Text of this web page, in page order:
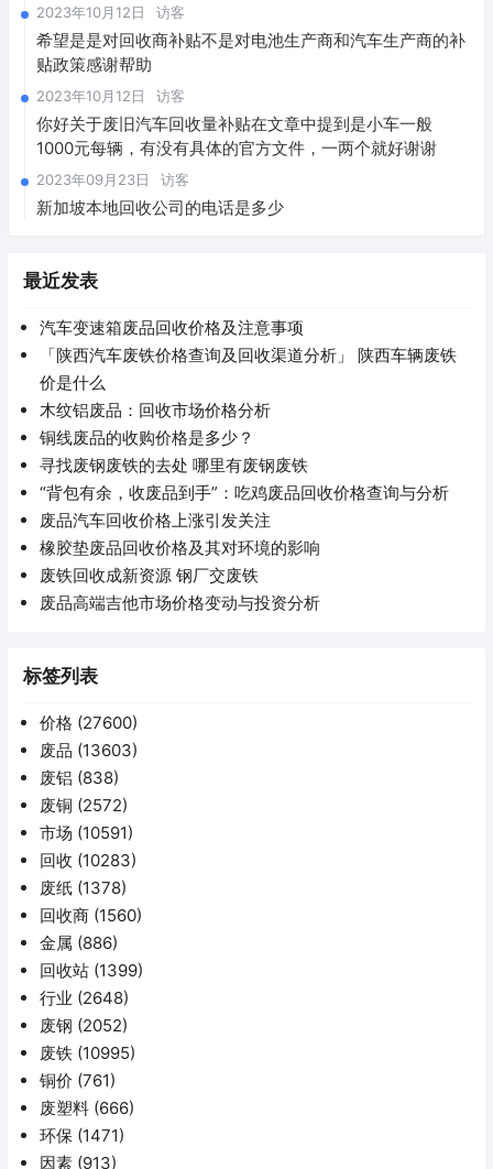
2023年10月12日 访客
希望是是对回收商补贴不是对电池生产商和汽车生产商的补
贴政策感谢帮助
2023年10月12日 访客
你好关于废旧汽车回收量补贴在文章中提到是小车一般
1000元每辆，有没有具体的官方文件，一两个就好谢谢
2023年09月23日 访客
新加坡本地回收公司的电话是多少
最近发表
汽车变速箱废品回收价格及注意事项
「陕西汽车废铁价格查询及回收渠道分析」 陕西车辆废铁
价是什么
木纹铝废品：回收市场价格分析
铜线废品的收购价格是多少？
寻找废钢废铁的去处 哪里有废钢废铁
“背包有余，收废品到手”：吃鸡废品回收价格查询与分析
废品汽车回收价格上涨引发关注
橡胶垫废品回收价格及其对环境的影响
废铁回收成新资源 钢厂交废铁
废品高端吉他市场价格变动与投资分析
标签列表
价格 (27600)
废品 (13603)
废铝 (838)
废铜 (2572)
市场 (10591)
回收 (10283)
废纸 (1378)
回收商 (1560)
金属 (886)
回收站 (1399)
行业 (2648)
废钢 (2052)
废铁 (10995)
铜价 (761)
废塑料 (666)
环保 (1471)
因素 (913)